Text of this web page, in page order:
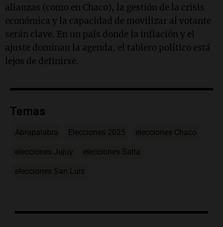
alianzas (como en Chaco), la gestión de la crisis
económica y la capacidad de movilizar al votante
serán clave. En un país donde la inflación y el
ajuste dominan la agenda, el tablero político está
lejos de definirse.
Temas
Abrapalabra Elecciones 2025 elecciones Chaco
elecciones Jujuy elecciones Salta
elecciones San Luis